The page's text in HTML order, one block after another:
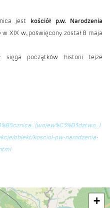
jest kościół p.w. Narodzenia
w XIX w., poświęcony został 8 maja
sięga początków historii tejże
obiekt/kosciol-pw-narodzenia-
+